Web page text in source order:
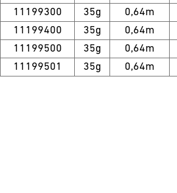
11199300
35g 0,64m
11199400
35g 0,64m
11199500
35g 0,64m
11199501
35g 0,64m